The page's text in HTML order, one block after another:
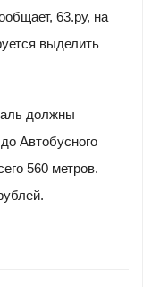
63.ру, на
выделить
должны
Автобусного
560 метров.